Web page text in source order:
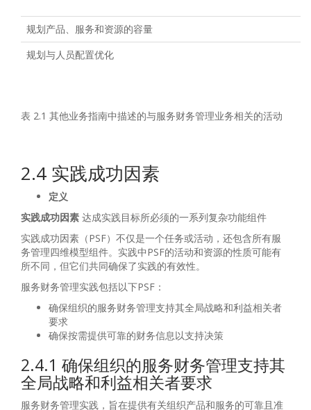
规划产品、服务和资源的容量
规划与人员配置优化
表 2.1 其他业务指南中描述的与服务财务管理业务相关的活动
2.4 实践成功因素
定义
实践成功因素 达成实践目标所必须的一系列复杂功能组件
实践成功因素（PSF）不仅是一个任务或活动，还包含所有服
务管理四维模型组件。实践中PSF的活动和资源的性质可能有
所不同，但它们共同确保了实践的有效性。
服务财务管理实践包括以下PSF：
确保组织的服务财务管理支持其全局战略和利益相关者
要求
确保按需提供可靠的财务信息以支持决策
2.4.1 确保组织的服务财务管理支持其
全局战略和利益相关者要求
服务财务管理实践，旨在提供有关组织产品和服务的可靠且准